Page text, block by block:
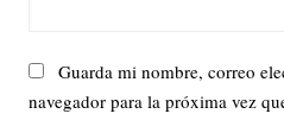
Guarda mi nombre, correo
navegador para la próxima vez